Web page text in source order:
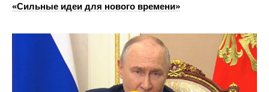
«Сильные идеи для нового времени»